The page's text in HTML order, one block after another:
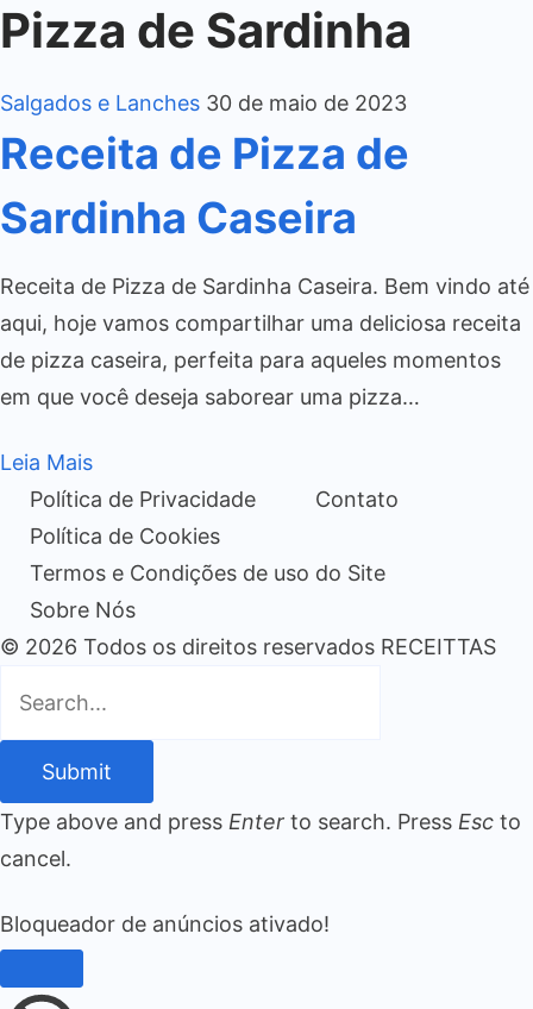
Pizza de Sardinha
Salgados e Lanches 30 de maio de 2023
Receita de Pizza de
Sardinha Caseira
Receita de Pizza de Sardinha Caseira. Bem vindo até
aqui, hoje vamos compartilhar uma deliciosa receita
de pizza caseira, perfeita para aqueles momentos
em que você deseja saborear uma pizza…
Leia Mais
Política de Privacidade
Contato
Política de Cookies
Termos e Condições de uso do Site
Sobre Nós
© 2026 Todos os direitos reservados RECEITTAS
Submit
Type above and press Enter to search. Press Esc to
cancel.
Bloqueador de anúncios ativado!